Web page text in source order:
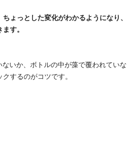
ょっとした変化がわかるようになり、
す。
いか、ボトルの中が藻で覆われていな
するのがコツです。